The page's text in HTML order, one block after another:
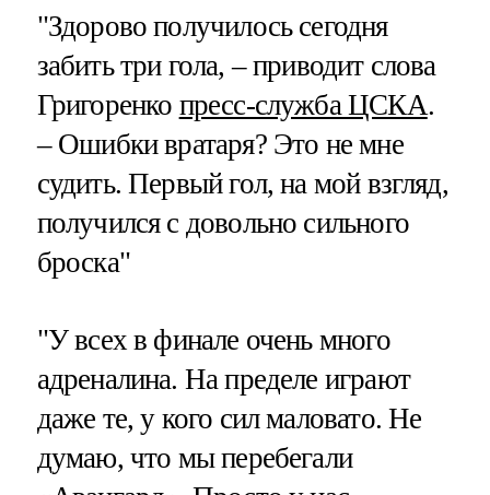
"Здорово получилось сегодня
забить три гола, – приводит слова
Григоренко пресс-служба ЦСКА.
– Ошибки вратаря? Это не мне
судить. Первый гол, на мой взгляд,
получился с довольно сильного
броска"
"У всех в финале очень много
адреналина. На пределе играют
даже те, у кого сил маловато. Не
думаю, что мы перебегали